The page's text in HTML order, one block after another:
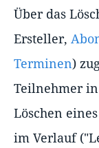
Über das
Ersteller,
Terminen)
Teilnehmer in
Löschen
im Verlauf